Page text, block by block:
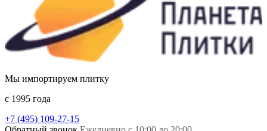
Мы импортируем плитку
c 1995 года
+7 (495) 109-27-15